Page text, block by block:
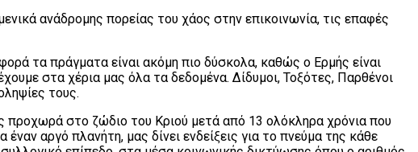
ανάδρομης πορείας του χάος στην επικοινωνία, τις επαφές
τα πράγματα είναι ακόμη πιο δύσκολα, καθώς ο Ερμής είναι
στα χέρια μας όλα τα δεδομένα. Δίδυμοι, Τοξότες, Παρθένοι
τους.
προχωρά στο ζώδιο του Κριού μετά από 13 ολόκληρα χρόνια που
αργό πλανήτη, μας δίνει ενδείξεις για το πνεύμα της κάθε